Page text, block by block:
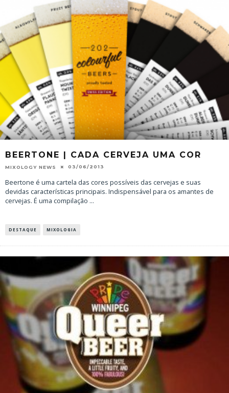
BEERTONE | CADA CERVEJA UMA COR
MIXOLOGY NEWS 03/06/2013
Beertone é uma cartela das cores possíveis das cervejas e suas
devidas características principais. Indispensável para os amantes de
cervejas. É uma compilação ...
DESTAQUE MIXOLOGIA